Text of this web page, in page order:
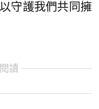
守護我們共同擁
讀